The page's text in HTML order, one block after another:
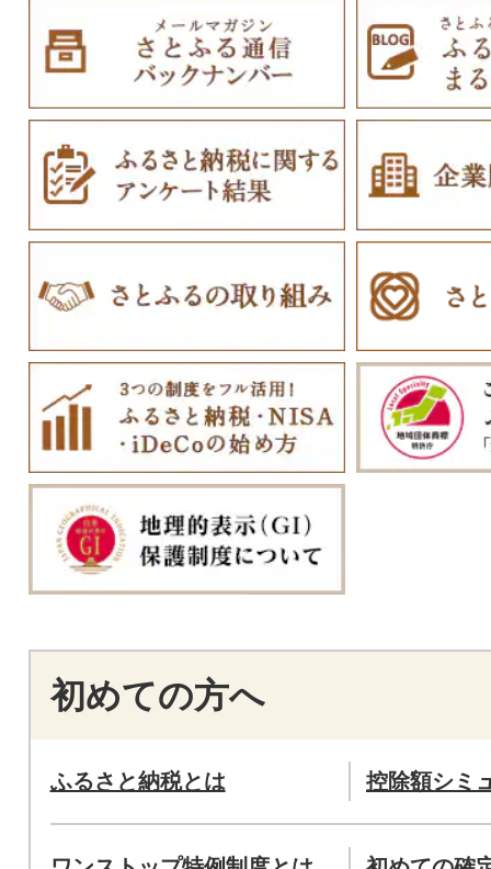
初めての方へ
ふるさと納税とは 控除額シミ